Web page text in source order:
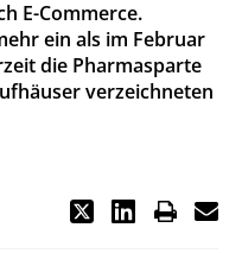
E-Commerce.
ein als im Februar
die Pharmasparte
verzeichneten